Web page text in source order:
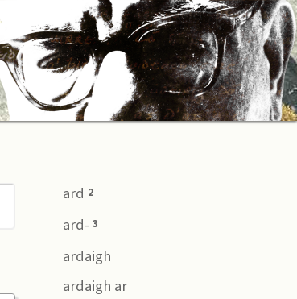
ard 2
ard-3
ardaigh
ardaigh ar